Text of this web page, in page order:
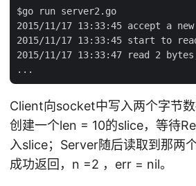
$go run server2.go
2015/11/17 13:33:45 accept a
2015/11/17 13:33:45 start to
2015/11/17 13:33:47 read 2
Client向socket中写入两个字节
创建一个len = 10的slice，等待
入slice；Server随后读取到那两
成功返回，n =2 ，err = nil。